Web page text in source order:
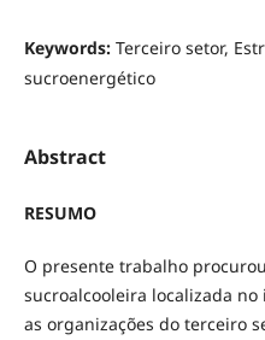
Keywords: Terceiro setor,
sucroenergético
Abstract
RESUMO
O presente trabalho
sucroalcooleira localizada
as organizações do terceiro